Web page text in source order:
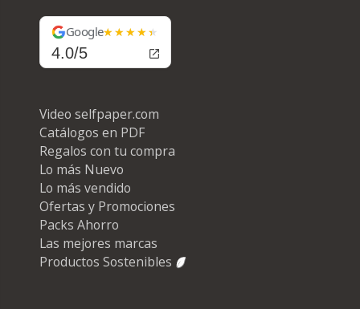
Google
4.0/5
Video selfpaper.com
Catálogos en PDF
Regalos con tu compra
Lo más Nuevo
Lo más vendido
Ofertas y Promociones
Packs Ahorro
Las mejores marcas
Productos Sostenibles